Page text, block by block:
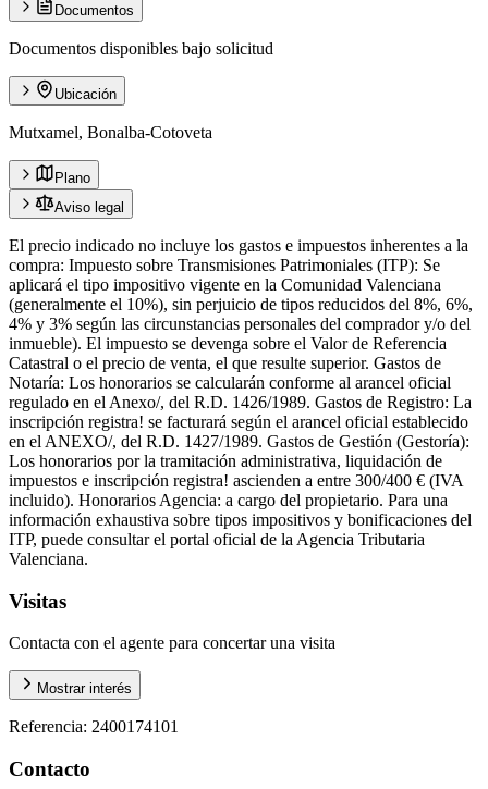
Documentos
Documentos disponibles bajo solicitud
Ubicación
Mutxamel, Bonalba-Cotoveta
Plano
Aviso legal
El precio indicado no incluye los gastos e impuestos inherentes a la
compra: Impuesto sobre Transmisiones Patrimoniales (ITP): Se
aplicará el tipo impositivo vigente en la Comunidad Valenciana
(generalmente el 10%), sin perjuicio de tipos reducidos del 8%, 6%,
4% y 3% según las circunstancias personales del comprador y/o del
inmueble). El impuesto se devenga sobre el Valor de Referencia
Catastral o el precio de venta, el que resulte superior. Gastos de
Notaría: Los honorarios se calcularán conforme al arancel oficial
regulado en el Anexo/, del R.D. 1426/1989. Gastos de Registro: La
inscripción registra! se facturará según el arancel oficial establecido
en el ANEXO/, del R.D. 1427/1989. Gastos de Gestión (Gestoría):
Los honorarios por la tramitación administrativa, liquidación de
impuestos e inscripción registra! ascienden a entre 300/400 € (IVA
incluido). Honorarios Agencia: a cargo del propietario. Para una
información exhaustiva sobre tipos impositivos y bonificaciones del
ITP, puede consultar el portal oficial de la Agencia Tributaria
Valenciana.
Visitas
Contacta con el agente para concertar una visita
Mostrar interés
Referencia: 2400174101
Contacto